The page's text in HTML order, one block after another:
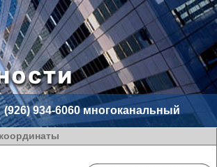
(926) 934-6060 многоканальный